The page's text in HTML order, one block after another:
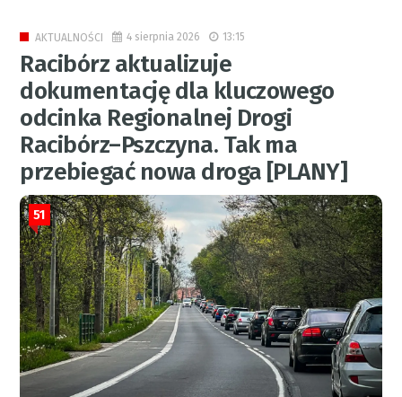
AKTUALNOŚCI 4 sierpnia 2026 13:15
Racibórz aktualizuje
dokumentację dla kluczowego
odcinka Regionalnej Drogi
Racibórz–Pszczyna. Tak ma
przebiegać nowa droga [PLANY]
51